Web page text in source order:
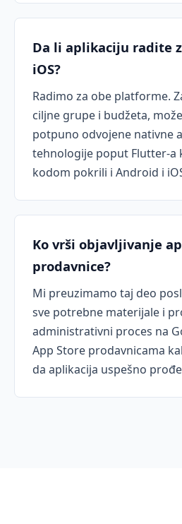
Da li aplikaciju radite
iOS?
Radimo za obe platforme.
ciljne grupe i budžeta,
potpuno odvojene nativne
tehnologije poput Flutter-a
kodom pokrili i Android i
Ko vrši objavljivanje
prodavnice?
Mi preuzimamo taj deo
sve potrebne materijale i
administrativni proces na
App Store prodavnicama
da aplikacija uspešno